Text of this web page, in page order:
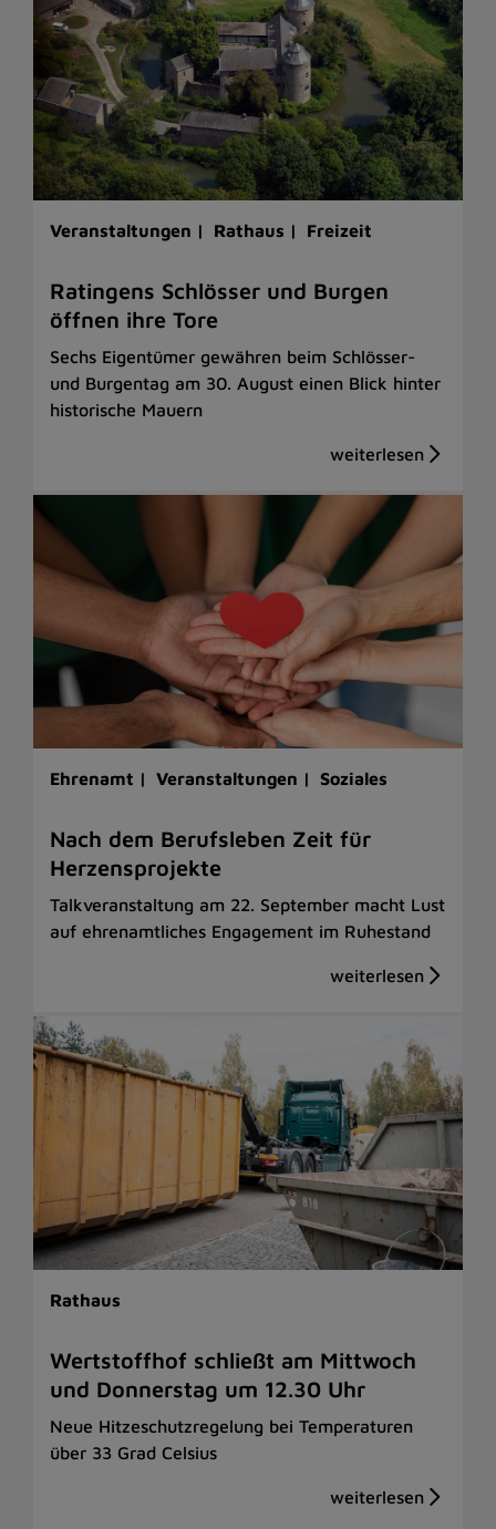
Veranstaltungen | Rathaus | Freizeit
Ratingens Schlösser und Burgen
öffnen ihre Tore
Sechs Eigentümer gewähren beim Schlösser-
und Burgentag am 30. August einen Blick hinter
historische Mauern
Ehrenamt | Veranstaltungen | Soziales
Nach dem Berufsleben Zeit für
Herzensprojekte
Talkveranstaltung am 22. September macht Lust
auf ehrenamtliches Engagement im Ruhestand
Rathaus
Wertstoffhof schließt am Mittwoch
und Donnerstag um 12.30 Uhr
Neue Hitzeschutzregelung bei Temperaturen
über 33 Grad Celsius